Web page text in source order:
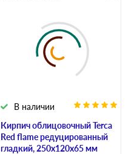
Кирпич облицовочный Terca
Red flame редуцированный
гладкий, 250х120х65 мм
В наличии